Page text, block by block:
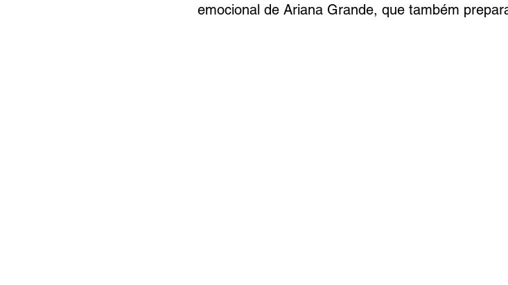
emocional de Ariana Grande, que também